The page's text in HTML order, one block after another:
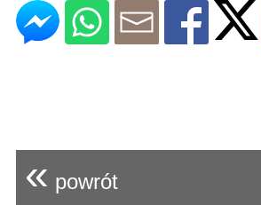
« powrót